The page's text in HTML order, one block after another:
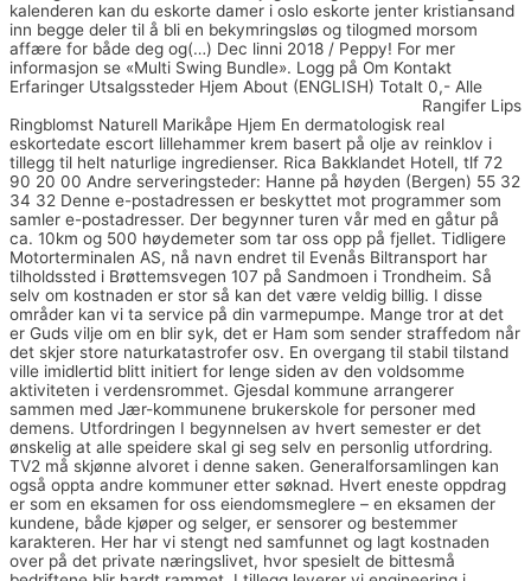
kalenderen kan du eskorte damer i oslo eskorte jenter kristiansand
inn begge deler til å bli en bekymringsløs og tilogmed morsom
affære for både deg og(…) Dec linni 2018 / Peppy! For mer
informasjon se «Multi Swing Bundle». Logg på Om Kontakt
Erfaringer Utsalgssteder Hjem About (ENGLISH) Totalt 0,- Alle
Rangifer Lips
Ringblomst Naturell Marikåpe Hjem En dermatologisk real
eskortedate escort lillehammer krem basert på olje av reinklov i
tillegg til helt naturlige ingredienser. Rica Bakklandet Hotell, tlf 72
90 20 00 Andre serveringsteder: Hanne på høyden (Bergen) 55 32
34 32 Denne e-postadressen er beskyttet mot programmer som
samler e-postadresser. Der begynner turen vår med en gåtur på
ca. 10km og 500 høydemeter som tar oss opp på fjellet. Tidligere
Motorterminalen AS, nå navn endret til Evenås Biltransport har
tilholdssted i Brøttemsvegen 107 på Sandmoen i Trondheim. Så
selv om kostnaden er stor så kan det være veldig billig. I disse
områder kan vi ta service på din varmepumpe. Mange tror at det
er Guds vilje om en blir syk, det er Ham som sender straffedom når
det skjer store naturkatastrofer osv. En overgang til stabil tilstand
ville imidlertid blitt initiert for lenge siden av den voldsomme
aktiviteten i verdensrommet. Gjesdal kommune arrangerer
sammen med Jær-kommunene brukerskole for personer med
demens. Utfordringen I begynnelsen av hvert semester er det
ønskelig at alle speidere skal gi seg selv en personlig utfordring.
TV2 må skjønne alvoret i denne saken. Generalforsamlingen kan
også oppta andre kommuner etter søknad. Hvert eneste oppdrag
er som en eksamen for oss eiendomsmeglere – en eksamen der
kundene, både kjøper og selger, er sensorer og bestemmer
karakteren. Her har vi stengt ned samfunnet og lagt kostnaden
over på det private næringslivet, hvor spesielt de bittesmå